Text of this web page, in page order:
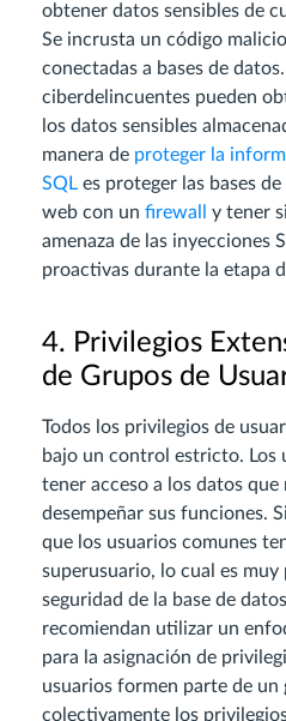
obtener datos sensibles de
Se incrusta un código
conectadas a bases de
ciberdelincuentes pueden
los datos sensibles
manera de proteger la
SQL es proteger las bases
web con un firewall
y tener
amenaza de las inyecciones
proactivas durante la etapa
4. Privilegios
de Grupos de
Todos los privilegios de
bajo un control estricto. Los
tener acceso a los datos
desempeñar sus funciones.
que los usuarios comunes
superusuario, lo cual es muy
seguridad de la base de
recomiendan utilizar un
para la asignación de
usuarios formen parte de un
colectivamente los